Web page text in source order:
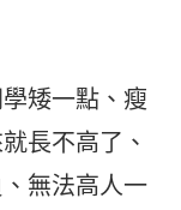
矮一點、瘦
長不高了、
無法高人一